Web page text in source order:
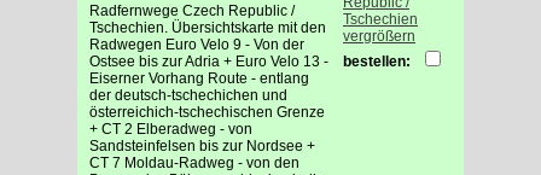
Radfernwege Czech Republic /
Tschechien. Übersichtskarte mit den
Radwegen Euro Velo 9 - Von der
Ostsee bis zur Adria + Euro Velo 13 -
Eiserner Vorhang Route - entlang
der deutsch-tschechichen und
österreichich-tschechischen Grenze
+ CT 2 Elberadweg - von
Sandsteinfelsen bis zur Nordsee +
CT 7 Moldau-Radweg - von den
vergrößern
bestellen: